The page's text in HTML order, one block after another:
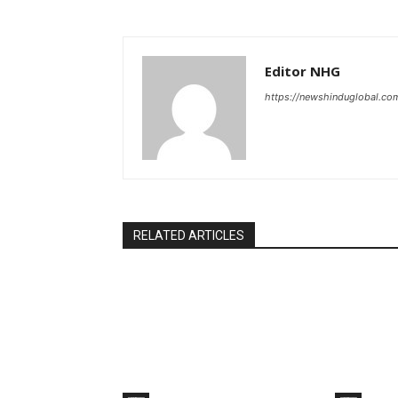
Editor NHG
https://
RELATED ARTICLES